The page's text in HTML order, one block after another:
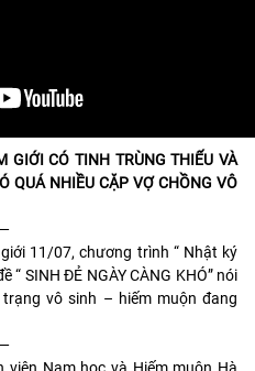
GIỚI CÓ TINH TRÙNG THIẾU VÀ
QUÁ NHIỀU CẶP VỢ CHỒNG VÔ
11/07, chương trình “ Nhật ký
“ SINH ĐẺ NGÀY CÀNG KHÓ” nói
vô sinh – hiếm muộn đang
Nam học và Hiếm muộn Hà